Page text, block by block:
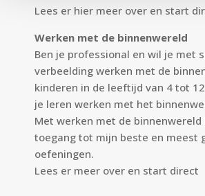
Lees er hier meer over en start
Werken met de binnenwereld
Ben je professional en wil je met
verbeelding werken met de
kinderen in de leeftijd van 4 tot
je leren werken met het
Met werken met de binnenwereld
toegang tot mijn beste en meest
oefeningen.
Lees er meer over en start direct